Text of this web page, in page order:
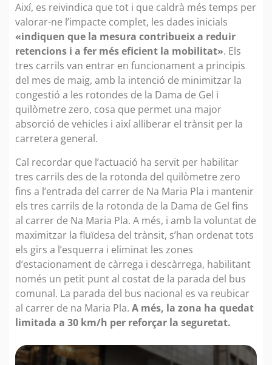
Així, es reivindica que tot i que caldrà més temps per
valorar-ne l’impacte complet, les dades inicials
«indiquen que la mesura contribueix a reduir
retencions i a fer més eficient la mobilitat». Els
tres carrils van entrar en funcionament a principis
del mes de maig, amb la intenció de minimitzar la
congestió a les rotondes de la Dama de Gel i
quilòmetre zero, cosa que permet una major
absorció de vehicles i així alliberar el trànsit per la
carretera general.
Cal recordar que l’actuació ha servit per habilitar
tres carrils des de la rotonda del quilòmetre zero
fins a l’entrada del carrer de Na Maria Pla i mantenir
els tres carrils de la rotonda de la Dama de Gel fins
al carrer de Na Maria Pla. A més, i amb la voluntat de
maximitzar la fluïdesa del trànsit, s’han ordenat tots
els girs a l’esquerra i eliminat les zones
d’estacionament de càrrega i descàrrega, habilitant
només un petit punt al costat de la parada del bus
comunal. La parada del bus nacional es va reubicar
al carrer de na Maria Pla. A més, la zona ha quedat
limitada a 30 km/h per reforçar la seguretat.